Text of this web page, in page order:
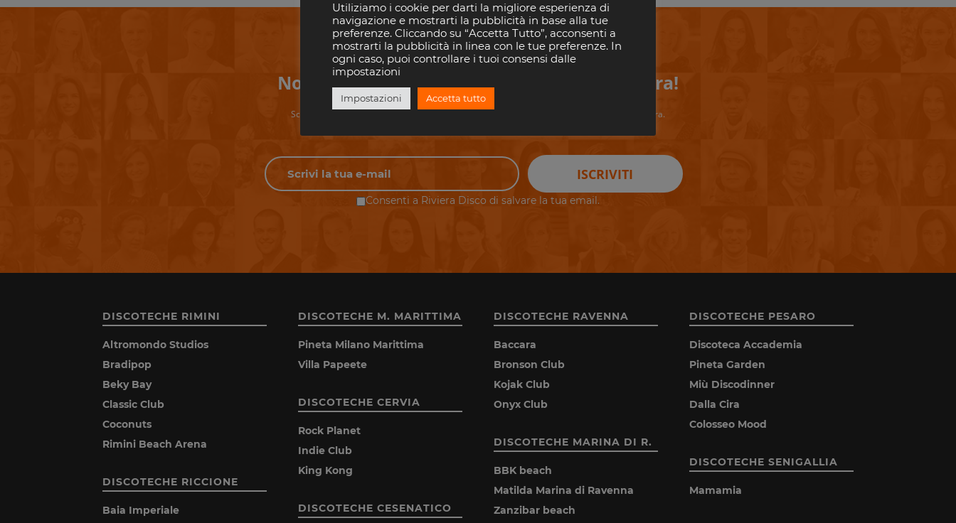
Non perderti i tuoi eventi preferiti in Riviera!
Scrivi il tuo indirizzo email per rimanere aggiornato con gli eventi nelle discoteche della riviera.
ISCRIVITI
Consenti a Riviera Disco di salvare la tua email.
DISCOTECHE RIMINI
Altromondo Studios
Bradipop
Beky Bay
Classic Club
Coconuts
Rimini Beach Arena
DISCOTECHE RICCIONE
Baia Imperiale
DISCOTECHE M. MARITTIMA
Pineta Milano Marittima
Villa Papeete
DISCOTECHE CERVIA
Rock Planet
Indie Club
King Kong
DISCOTECHE CESENATICO
DISCOTECHE RAVENNA
Baccara
Bronson Club
Kojak Club
Onyx Club
DISCOTECHE MARINA DI R.
BBK beach
Matilda Marina di Ravenna
Zanzibar beach
DISCOTECHE PESARO
Discoteca Accademia
Pineta Garden
Miù Discodinner
Dalla Cira
Colosseo Mood
DISCOTECHE SENIGALLIA
Mamamia
Utiliziamo i cookie per darti la migliore esperienza di
navigazione e mostrarti la pubblicità in base alla tue
preferenze. Cliccando su “Accetta Tutto”, acconsenti a
mostrarti la pubblicità in linea con le tue preferenze. In
ogni caso, puoi controllare i tuoi consensi dalle
impostazioni
Impostazioni Accetta tutto